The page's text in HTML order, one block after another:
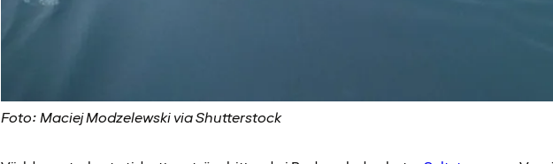
Foto: Maciej Modzelewski via Shutterstock